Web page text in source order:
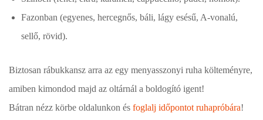
Fazonban (egyenes, hercegnős, báli, lágy esésű, A-vonalú,
sellő, rövid).
Biztosan rábukkansz arra az egy menyasszonyi ruha költeményre,
amiben kimondod majd az oltárnál a boldogító igent!
Bátran nézz körbe oldalunkon és foglalj időpontot ruhapróbára!